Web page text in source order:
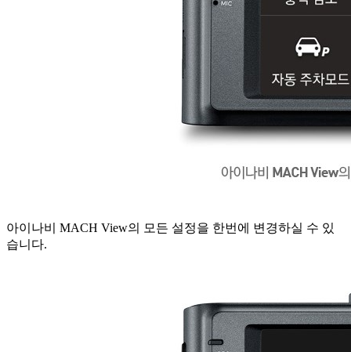
아이나비 MACH View의 모든 설정을 한번에 변경하실 수 있
습니다.